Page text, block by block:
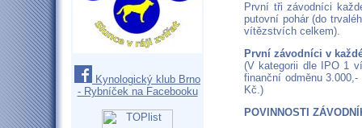
Kynologický klub Brno
- Rybníček na Facebooku
První tři závodníci
putovní pohár (do
vítězstvích celkem).
První závodníci v
(V kategorii dle IPO 1
finanční odměnu
Kč.)
POVINNOSTI